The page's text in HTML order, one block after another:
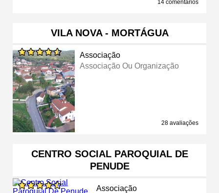
14 comentários
VILA NOVA - MORTÁGUA
Associação
Associação Ou Organização
28 avaliações
CENTRO SOCIAL PAROQUIAL DE
PENUDE
Associação